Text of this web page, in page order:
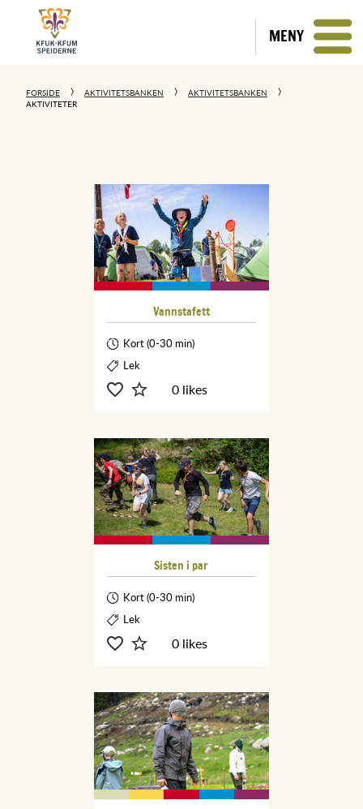
MENY
FORSIDE AKTIVITETSBANKEN
AKTIVITETSBANKEN
AKTIVITETER
Vannstafett
Kort (0-30 min)
Lek
0 likes
Sisten i par
Kort (0-30 min)
Lek
0 likes